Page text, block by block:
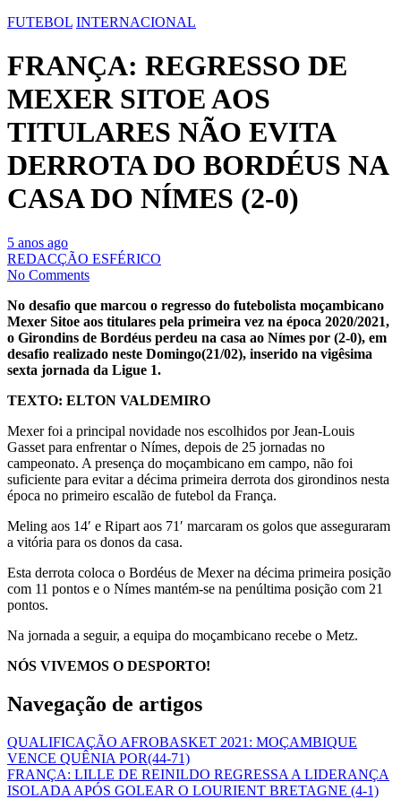
FUTEBOL INTERNACIONAL
FRANÇA: REGRESSO DE
MEXER SITOE AOS
TITULARES NÃO EVITA
DERROTA DO BORDÉUS NA
CASA DO NÍMES (2-0)
5 anos ago
REDACÇÃO ESFÉRICO
No Comments
No desafio que marcou o regresso do futebolista moçambicano
Mexer Sitoe aos titulares pela primeira vez na época 2020/2021,
o Girondins de Bordéus perdeu na casa ao Nímes por (2-0), em
desafio realizado neste Domingo(21/02), inserido na vigêsima
sexta jornada da Ligue 1.
TEXTO: ELTON VALDEMIRO
Mexer foi a principal novidade nos escolhidos por Jean-Louis
Gasset para enfrentar o Nímes, depois de 25 jornadas no
campeonato. A presença do moçambicano em campo, não foi
suficiente para evitar a décima primeira derrota dos girondinos nesta
época no primeiro escalão de futebol da França.
Meling aos 14′ e Ripart aos 71′ marcaram os golos que asseguraram
a vitória para os donos da casa.
Esta derrota coloca o Bordéus de Mexer na décima primeira posição
com 11 pontos e o Nímes mantém-se na penúltima posição com 21
pontos.
Na jornada a seguir, a equipa do moçambicano recebe o Metz.
NÓS VIVEMOS O DESPORTO!
Navegação de artigos
QUALIFICAÇÃO AFROBASKET 2021: MOÇAMBIQUE
VENCE QUÊNIA POR(44-71)
FRANÇA: LILLE DE REINILDO REGRESSA A LIDERANÇA
ISOLADA APÓS GOLEAR O LOURIENT BRETAGNE (4-1)